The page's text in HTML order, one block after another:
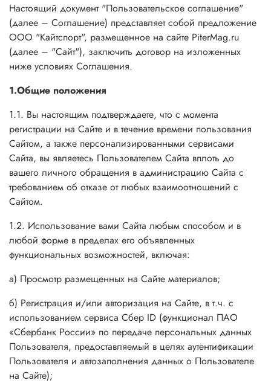
Настоящий документ "Пользовательское соглашение"
(далее – Соглашение) представляет собой предложение
ООО "Кайтспорт", размещенное на сайте PiterMag.ru
(далее – "Сайт"), заключить договор на изложенных
ниже условиях Соглашения.
1.Общие положения
1.1. Вы настоящим подтверждаете, что с момента
регистрации на Сайте и в течение времени пользования
Сайтом, а также персонализированными сервисами
Сайта, вы являетесь Пользователем Сайта вплоть до
вашего личного обращения в администрацию Сайта с
требованием об отказе от любых взаимоотношений с
Сайтом.
1.2. Использование вами Сайта любым способом и в
любой форме в пределах его объявленных
функциональных возможностей, включая:
а) Просмотр размещенных на Сайте материалов;
б) Регистрация и/или авторизация на Сайте, в т.ч. с
использованием сервиса Сбер ID (функционал ПАО
«Сбербанк России» по передаче персональных данных
Пользователя, предоставляемый в целях аутентификации
Пользователя и автозаполнения данных о Пользователе
на Сайте);